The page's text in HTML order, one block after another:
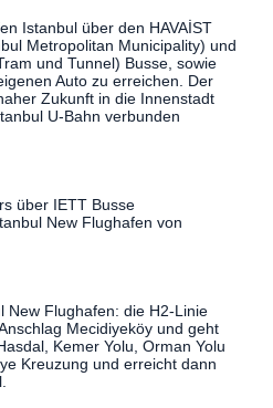
Istanbul über den HAVAİST
Metropolitan Municipality) und
und Tunnel) Busse, sowie
Auto zu erreichen. Der
Zukunft in die Innenstadt
U-Bahn verbunden
über IETT Busse
New Flughafen von
New Flughafen: die H2-Linie
Mecidiyeköy und geht
Kemer Yolu, Orman Yolu
Kreuzung und erreicht dann